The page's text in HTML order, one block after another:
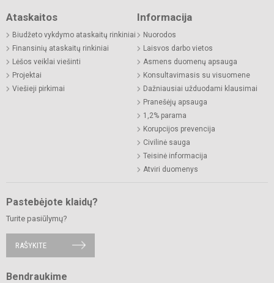
Ataskaitos
Biudžeto vykdymo ataskaitų rinkiniai
Finansinių ataskaitų rinkiniai
Lėšos veiklai viešinti
Projektai
Viešieji pirkimai
Informacija
Nuorodos
Laisvos darbo vietos
Asmens duomenų apsauga
Konsultavimasis su visuomene
Dažniausiai užduodami klausimai
Pranešėjų apsauga
1,2% parama
Korupcijos prevencija
Civilinė sauga
Teisinė informacija
Atviri duomenys
Pastebėjote klaidų?
Turite pasiūlymų?
RAŠYKITE
Bendraukime